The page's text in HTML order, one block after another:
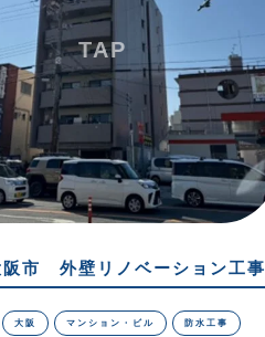
阪市 外壁リノベーション工事
大阪 マンション・ビル 防水工事